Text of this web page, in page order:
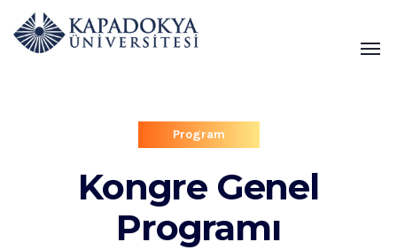
Program
Kongre Genel
Programı